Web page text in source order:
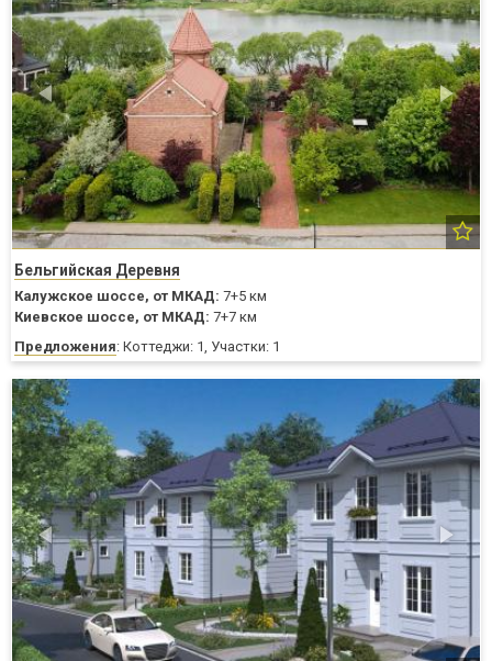
Бельгийская Деревня
Калужское шоссе, от МКАД: 7+5 км
Киевское шоссе, от МКАД: 7+7 км
Предложения: Коттеджи: 1, Участки: 1